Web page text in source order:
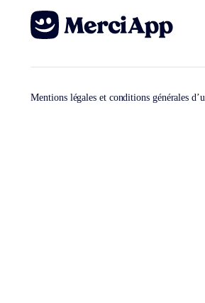
Mentions légales et conditions générales